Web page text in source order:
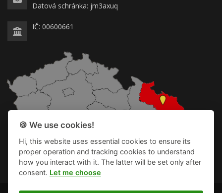
Datová schránka: jm3axuq
IČ: 00600661
🍪 We use cookies!
Hi, this website uses essential cookies to ensure its
proper operation and tracking cookies to understand
how you interact with it. The latter will be set only after
consent. Let me choose